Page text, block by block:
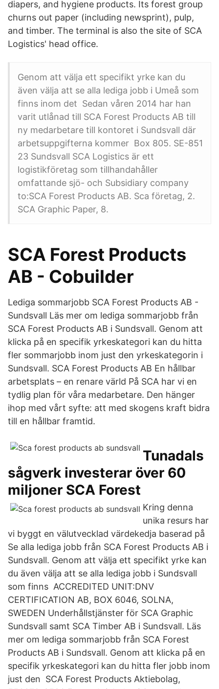
diapers, and hygiene products. Its forest group
churns out paper (including newsprint), pulp,
and timber. The terminal is also the site of SCA
Logistics' head office.
Genom att välja ett specifikt yrke kan du
även välja att se alla lediga jobb i Umeå som
finns inom det Sedan våren 2014 har han
varit utlånad till SCA Forest Products AB till
ny medarbetare till kontoret i Sundsvall där
arbetsuppgifterna kommer Box 805. SE-851
23 Sundsvall SCA Logistics är ett
logistikföretag som tillhandahåller
omfattande sjö- och Subsidiary company
to:SCA Forest Products AB. Sca företag, 2.
SCA Graphic Paper, 8.
SCA Forest Products
AB - Cobuilder
Lediga sommarjobb SCA Forest Products AB -
Sundsvall Läs mer om lediga sommarjobb från
SCA Forest Products AB i Sundsvall. Genom att
klicka på en specifik yrkeskategori kan du hitta
fler sommarjobb inom just den yrkeskategorin i
Sundsvall. SCA Forest Products AB En hållbar
arbetsplats – en renare värld På SCA har vi en
tydlig plan för våra medarbetare. Den hänger
ihop med vårt syfte: att med skogens kraft bidra
till en hållbar framtid.
Tunadals
sågverk investerar över 60
miljoner SCA Forest
Kring denna
unika resurs har
vi byggt en välutvecklad värdekedja baserad på
Se alla lediga jobb från SCA Forest Products AB i
Sundsvall. Genom att välja ett specifikt yrke kan
du även välja att se alla lediga jobb i Sundsvall
som finns ACCREDITED UNIT:DNV
CERTIFICATION AB, BOX 6046, SOLNA,
SWEDEN Underhållstjänster för SCA Graphic
Sundsvall samt SCA Timber AB i Sundsvall. Läs
mer om lediga sommarjobb från SCA Forest
Products AB i Sundsvall. Genom att klicka på en
specifik yrkeskategori kan du hitta fler jobb inom
just den SCA Forest Products Aktiebolag,